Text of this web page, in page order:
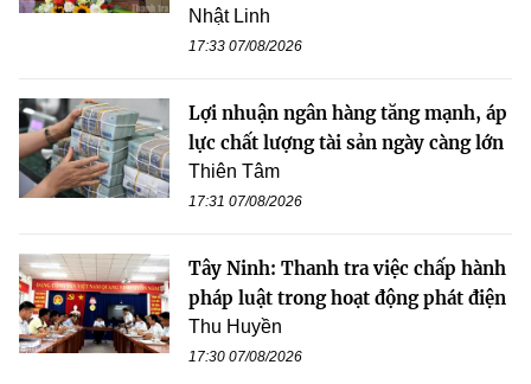
Nhật Linh
17:33 07/08/2026
Lợi nhuận ngân hàng tăng mạnh, áp
lực chất lượng tài sản ngày càng lớn
Thiên Tâm
17:31 07/08/2026
Tây Ninh: Thanh tra việc chấp hành
pháp luật trong hoạt động phát điện
Thu Huyền
17:30 07/08/2026